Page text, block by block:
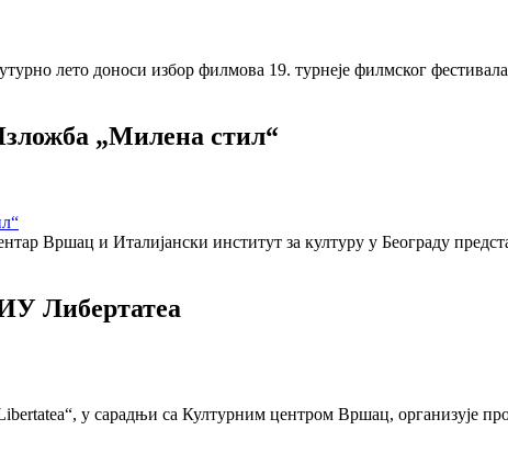
лето доноси избор филмова 19. турнеје филмског
„Милена стил“
Вршац и Италијански институт за културу у Београду
Либертатеа
у сарадњи са Културним центром Вршац, организује